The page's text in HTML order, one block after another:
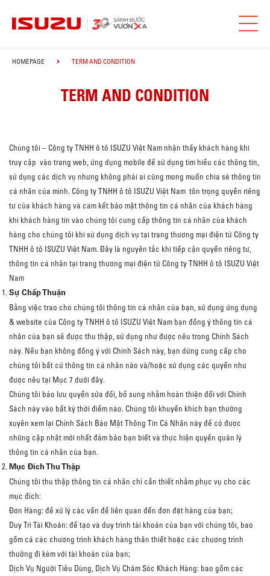
HOMEPAGE TERM AND CONDITION
TERM AND CONDITION
Chúng tôi – Công ty TNHH ô tô ISUZU Việt Nam nhận thấy khách hàng khi
truy cập vào trang web, ứng dụng mobile để sử dụng tìm hiểu các thông tin,
sử dụng các dịch vụ nhưng không phải ai cũng mong muốn chia sẻ thông tin
cá nhân của mình. Công ty TNHH ô tô ISUZU Việt Nam tôn trọng quyền riêng
tư của khách hàng và cam kết bảo mật thông tin cá nhân của khách hàng
khi khách hàng tin vào chúng tôi cung cấp thông tin cá nhân của khách
hàng cho chúng tôi khi sừ dụng dịch vụ tại trang thương mại điện tử Công ty
TNHH ô tô ISUZU Việt Nam. Đây là nguyên tắc khi tiếp cận quyền riêng tư,
thông tin cá nhân tại trang thương mại điện tử Công ty TNHH ô tô ISUZU Việt
Nam
Sự Chấp Thuận
Bằng việc trao cho chúng tôi thông tin cá nhân của bạn, sử dụng ứng dụng
& website của Công ty TNHH ô tô ISUZU Việt Nam bạn đồng ý thông tin cá
nhân của bạn sẽ được thu thập, sử dụng như được nêu trong Chính Sách
này. Nếu bạn không đồng ý với Chính Sách này, bạn dừng cung cấp cho
chúng tôi bất cứ thông tin cá nhân nào và/hoặc sử dụng các quyền như
được nêu tại Mục 7 dưới đây.
Chúng tôi bảo lưu quyền sửa đổi, bổ sung nhằm hoàn thiện đối với Chính
Sách này vào bất kỳ thời điểm nào. Chúng tôi khuyến khích bạn thường
xuyên xem lại Chính Sách Bảo Mật Thông Tin Cá Nhân này để có được
những cập nhật mới nhất đảm bảo bạn biết và thực hiện quyền quản lý
thông tin cá nhân của bạn.
Mục Đích Thu Thập
Chúng tôi thu thập thông tin cá nhân chỉ cần thiết nhằm phục vụ cho các
mục đích:
Đơn Hàng: để xử lý các vấn đề liên quan đến đơn đặt hàng của bạn;
Duy Trì Tài Khoản: để tạo và duy trình tài khoản của bạn với chúng tôi, bao
gồm cả các chương trình khách hàng thân thiết hoặc các chương trình
thưởng đi kèm với tài khoản của bạn;
Dịch Vụ Người Tiêu Dùng, Dịch Vụ Chăm Sóc Khách Hàng: bao gồm các